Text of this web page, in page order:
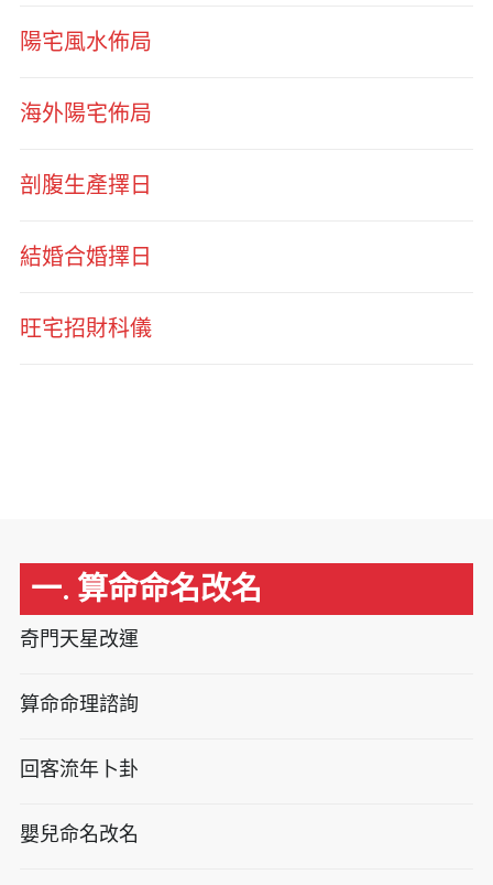
陽宅風水佈局
海外陽宅佈局
剖腹生產擇日
結婚合婚擇日
旺宅招財科儀
一. 算命命名改名
奇門天星改運
算命命理諮詢
回客流年卜卦
嬰兒命名改名